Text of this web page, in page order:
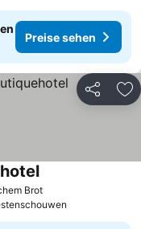
Preise sehen
Teilen
Brot